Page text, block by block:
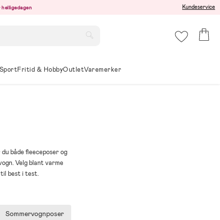
Kundeservice
Fritid & HobbyOutletVaremerker
både fleeceposer og
Velg blant varme
til best i test.
Sommervognposer